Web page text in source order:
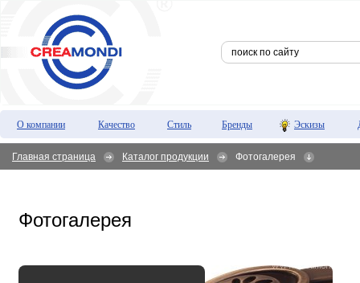
О компании Качество Стиль Бренды Эскизы
Главная страница Каталог продукции Фотогалерея
Фотогалерея